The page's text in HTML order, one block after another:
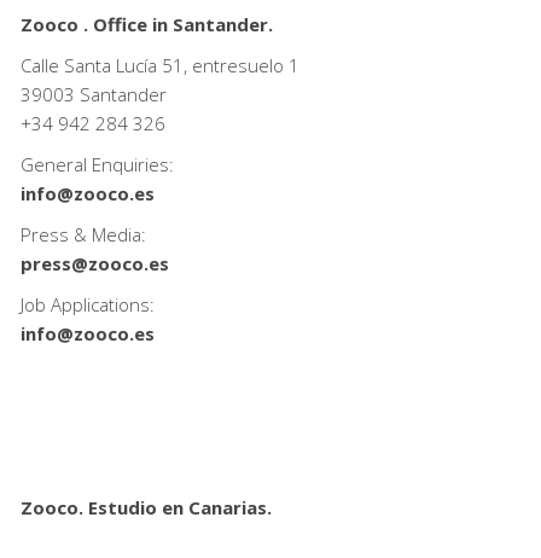
Zooco . Office in Santander.
Calle Santa Lucía 51, entresuelo 1
39003 Santander
+34 942 284 326
General Enquiries:
info@zooco.es
Press & Media:
press@zooco.es
Job Applications:
info@zooco.es
Zooco. Estudio en Canarias.